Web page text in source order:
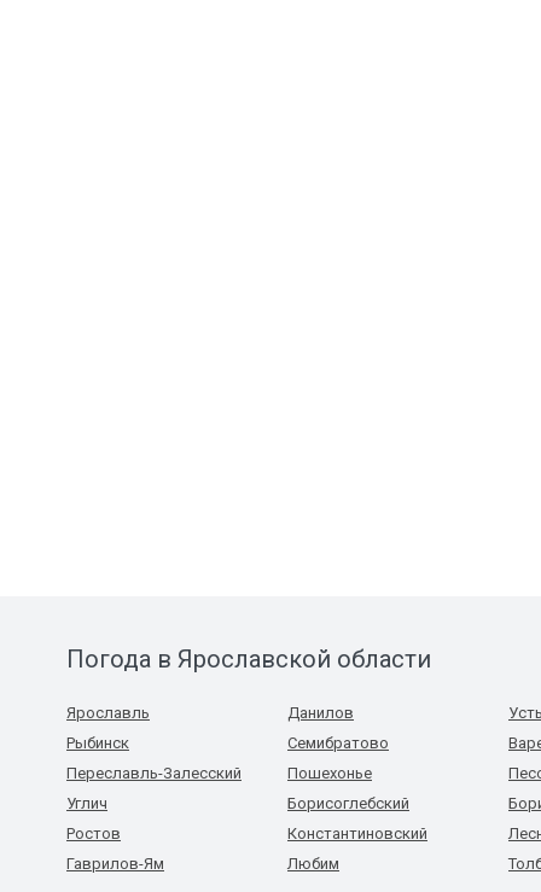
Погода в Ярославской области
Ярославль
Рыбинск
Переславль-Залесский
Углич
Ростов
Гаврилов-Ям
Данилов
Семибратово
Пошехонье
Борисоглебский
Константиновский
Любим